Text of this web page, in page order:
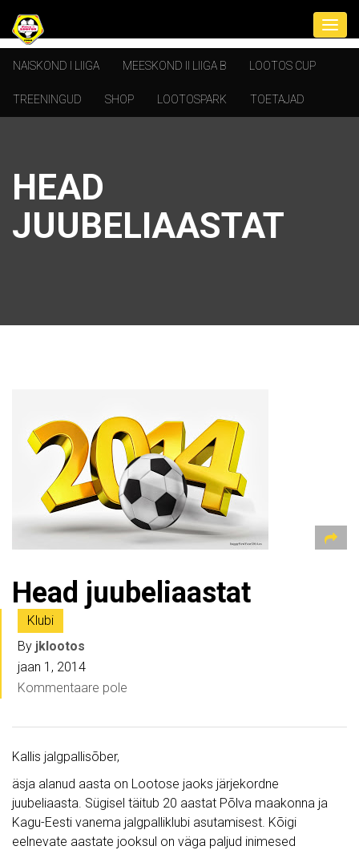
NAISKOND I LIIGA MEESKOND II LIIGA B LOOTOS CUP
TREENINGUD SHOP LOOTOSPARK TOETAJAD
HEAD
JUUBELIAASTAT
Head juubeliaastat
Klubi
By jklootos
jaan 1, 2014
Kommentaare pole
Kallis jalgpallisõber,
äsja alanud aasta on Lootose jaoks järjekordne
juubeliaasta. Sügisel täitub 20 aastat Põlva maakonna ja
Kagu-Eesti vanema jalgpalliklubi asutamisest. Kõigi
eelnevate aastate jooksul on väga paljud inimesed